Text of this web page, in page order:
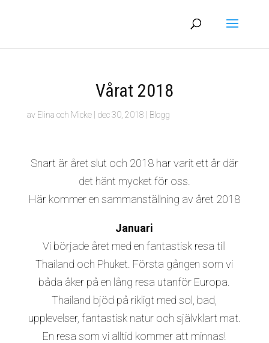
Vårat 2018
av Elina och Micke| dec 30, 2018 Blogg
Snart är året slut och 2018 har varit ett år där
det hänt mycket för oss.
Här kommer en sammanställning av året 2018
Januari
Vi började året med en fantastisk resa till
Thailand och Phuket. Första gången som vi
båda åker på en lång resa utanför Europa.
Thailand bjöd på rikligt med sol, bad,
upplevelser, fantastisk natur och självklart mat.
En resa som vi alltid kommer att minnas!